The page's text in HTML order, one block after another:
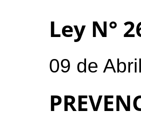
Ley N°
09 de